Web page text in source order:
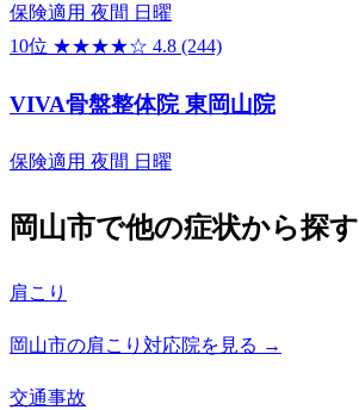
保険適用 夜間 日曜
10位 ★★★★☆ 4.8 (244)
VIVA骨盤整体院 東岡山院
保険適用 夜間 日曜
岡山市で他の症状から探す
肩こり
岡山市の肩こり対応院を見る →
交通事故